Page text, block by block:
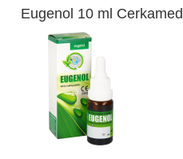
Eugenol 10 ml Cerkamed